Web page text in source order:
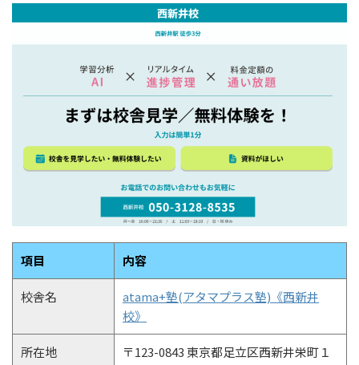
項目 内容
校舎名
atama+塾(アタマプラス塾)《西新井
校》
所在地
〒123-0843 東京都足立区西新井栄町１